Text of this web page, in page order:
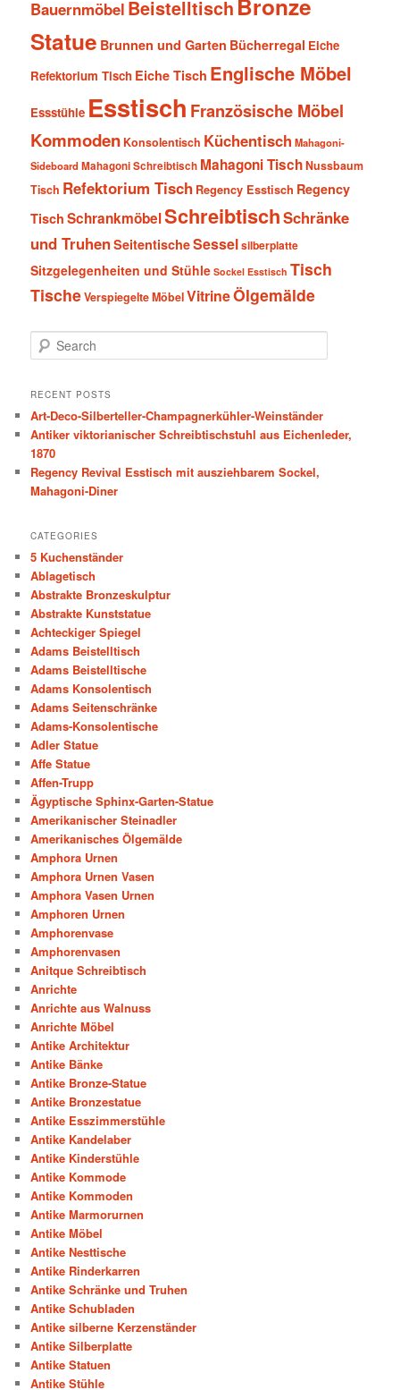
Bauernmöbel Beistelltisch
Statue Brunnen und Garten Bücherregal Eiche
Refektorium Tisch Eiche Tisch Englische Möbel
Essstühle Esstisch Französische Möbel
Kommoden Konsolentisch Küchentisch Mahagoni-
SideboardMahagoni Schreibtisch Mahagoni TischNussbaum
Tisch Refektorium Tisch Regency Esstisch Regency
Tisch SchrankmöbelSchreibtischSchränke
und TruhenSeitentischeSesselsilberplatte
Sitzgelegenheiten und Stühle Sockel Esstisch Tisch
TischeVerspiegelte MöbelVitrineÖlgemälde
e
r
h
RECENT POSTS
Art-Deco-Silberteller-Champagnerkühler-Weinständer
Antiker viktorianischer Schreibtischstuhl aus Eichenleder,
1870
Regency Revival Esstisch mit ausziehbarem Sockel,
Mahagoni-Diner
CATEGORIES
5 Kuchenständer
Ablagetisch
Abstrakte Bronzeskulptur
Abstrakte Kunststatue
Achteckiger Spiegel
Adams Beistelltisch
Adams Beistelltische
Adams Konsolentisch
Adams Seitenschränke
Adams-Konsolentische
Adler Statue
Affe Statue
Affen-Trupp
Ägyptische Sphinx-Garten-Statue
Amerikanischer Steinadler
Amerikanisches Ölgemälde
Amphora Urnen
Amphora Urnen Vasen
Amphora Vasen Urnen
Amphoren Urnen
Amphorenvase
Amphorenvasen
Anitque Schreibtisch
Anrichte
Anrichte aus Walnuss
Anrichte Möbel
Antike Architektur
Antike Bänke
Antike Bronze-Statue
Antike Bronzestatue
Antike Esszimmerstühle
Antike Kandelaber
Antike Kinderstühle
Antike Kommode
Antike Kommoden
Antike Marmorurnen
Antike Möbel
Antike Nesttische
Antike Rinderkarren
Antike Schränke und Truhen
Antike Schubladen
Antike silberne Kerzenständer
Antike Silberplatte
Antike Statuen
Antike Stühle